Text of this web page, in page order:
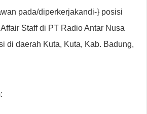
pada/diperkerjakandi-} posisi
Staff di PT Radio Antar Nusa
di daerah Kuta, Kuta, Kab. Badung,